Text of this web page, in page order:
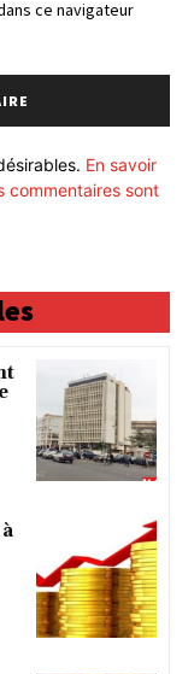
ce navigateur
En savoir
commentaires sont